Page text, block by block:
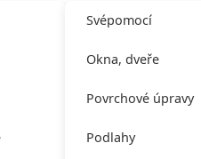
Svépomocí
Okna, dveře
Povrchové úpravy
Podlahy